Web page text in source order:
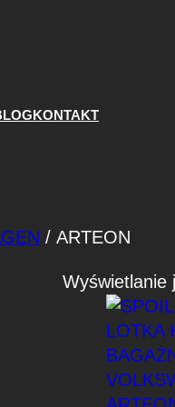
KONTAKT
/ ARTEON
Wyświetlanie